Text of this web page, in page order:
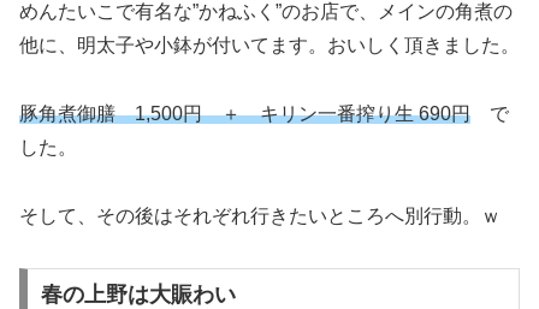
めんたいこで有名な”かねふく”のお店で、メインの角煮の
他に、明太子や小鉢が付いてます。おいしく頂きました。
豚角煮御膳 1,500円 ＋ キリン一番搾り生 690円 で
した。
そして、その後はそれぞれ行きたいところへ別行動。ｗ
春の上野は大賑わい